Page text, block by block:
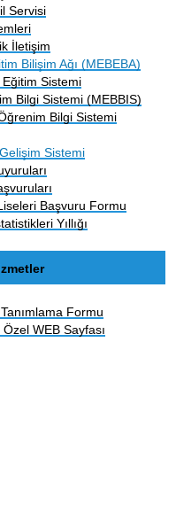
Servisi
İletişim
Bilişim Ağı (MEBEBA)
Sistemi
Bilgi Sistemi (MEBBIS)
Bilgi Sistemi
Sistemi
Başvuru Formu
Yıllığı
Formu
WEB Sayfası